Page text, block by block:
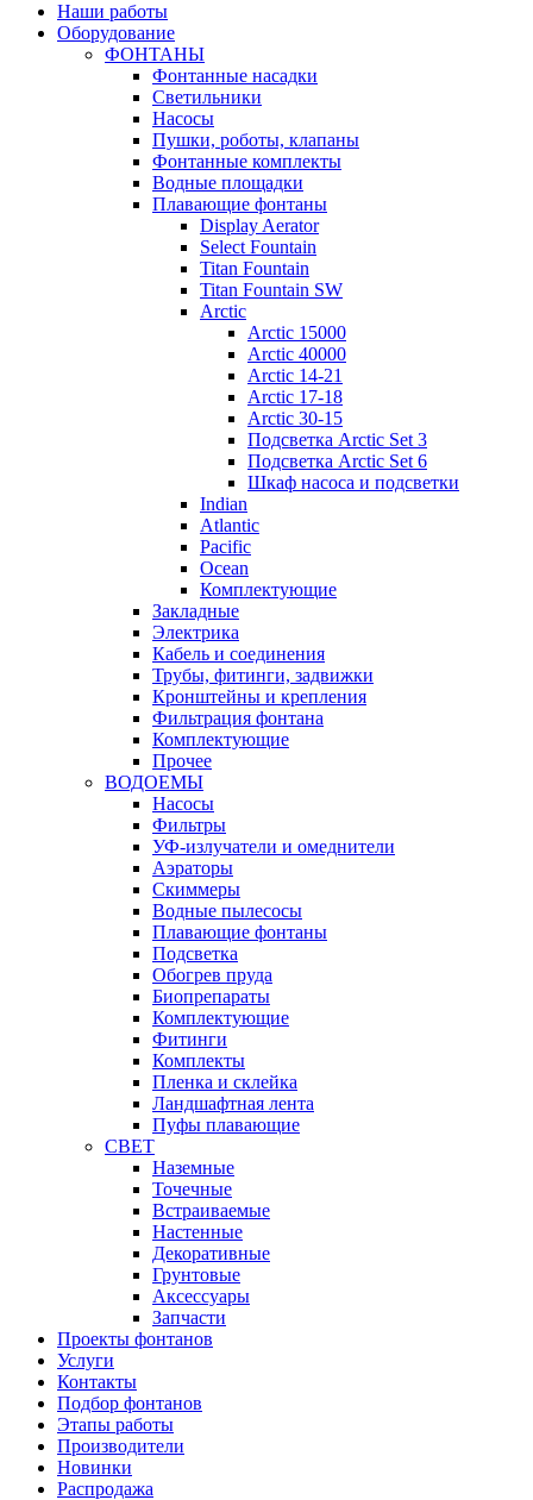
Наши работы
Оборудование
ФОНТАНЫ
Фонтанные насадки
Cветильники
Насосы
Пушки, роботы, клапаны
Фонтанные комплекты
Водные площадки
Плавающие фонтаны
Display Aerator
Select Fountain
Titan Fountain
Titan Fountain SW
Arctic
Arctic 15000
Arctic 40000
Arctic 14-21
Arctic 17-18
Arctic 30-15
Подсветка Arctic Set 3
Подсветка Arctic Set 6
Шкаф насоса и подсветки
Indian
Atlantic
Pacific
Ocean
Комплектующие
Закладные
Электрика
Кабель и соединения
Трубы, фитинги, задвижки
Кронштейны и крепления
Фильтрация фонтана
Комплектующие
Прочее
ВОДОЕМЫ
Насосы
Фильтры
УФ-излучатели и омеднители
Аэраторы
Cкиммеры
Водные пылесосы
Плавающие фонтаны
Подсветка
Обогрев пруда
Биопрепараты
Комплектующие
Фитинги
Комплекты
Пленка и склейка
Ландшафтная лента
Пуфы плавающие
СВЕТ
Наземные
Точечные
Встраиваемые
Настенные
Декоративные
Грунтовые
Аксессуары
Запчасти
Проекты фонтанов
Услуги
Контакты
Подбор фонтанов
Этапы работы
Производители
Новинки
Распродажа